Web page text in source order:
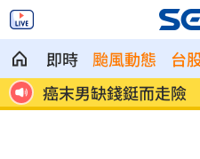
即時 颱風動態 台
夜
癌末男缺錢鋌而走險
命